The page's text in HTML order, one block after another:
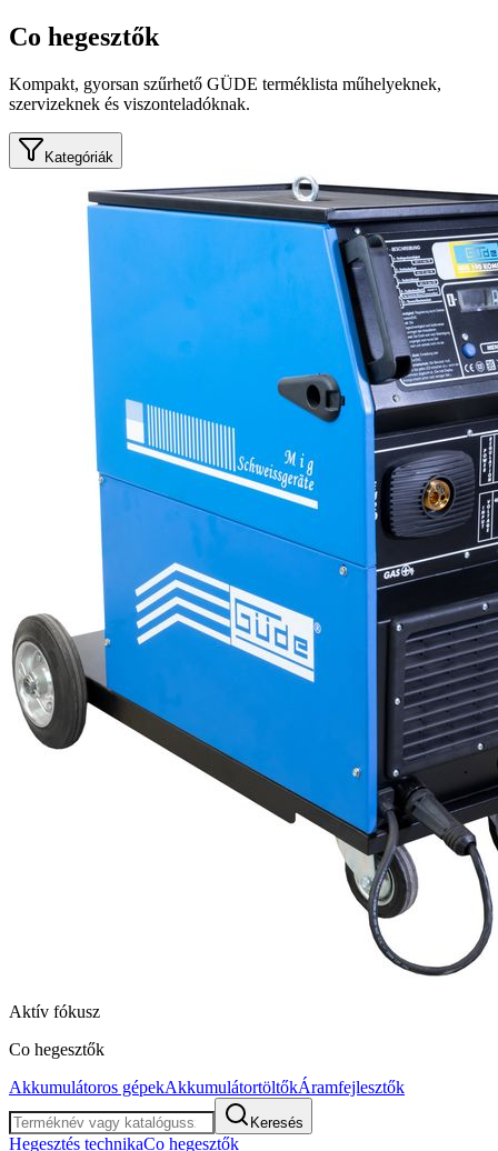
Co hegesztők
Kompakt, gyorsan szűrhető GÜDE terméklista műhelyeknek,
szervizeknek és viszonteladóknak.
Kategóriák
Aktív fókusz
Co hegesztők
Akkumulátoros gépekAkkumulátortöltőkÁramfejlesztők
Keresés
Hegesztés technikaCo hegesztők